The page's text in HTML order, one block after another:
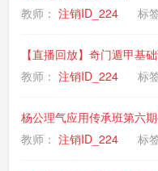
教师： 注销ID_224 标
【直播回放】奇门遁甲基
教师： 注销ID_224 标
杨公理气应用传承班第六
教师： 注销ID_224 标